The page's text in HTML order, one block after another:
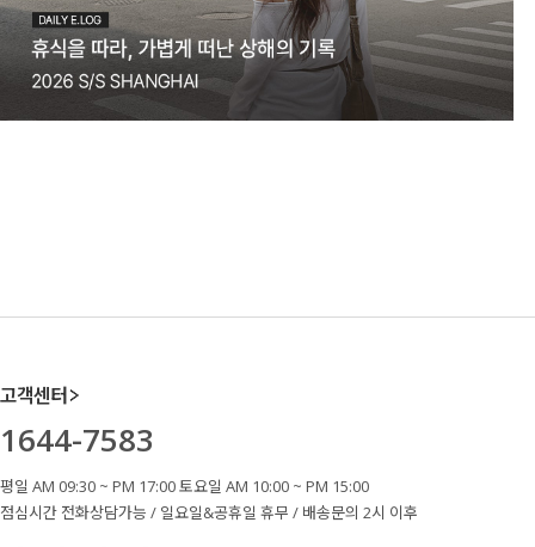
고객센터
1644-7583
평일 AM 09:30 ~ PM 17:00 토요일 AM 10:00 ~ PM 15:00
점심시간 전화상담가능 / 일요일&공휴일 휴무 / 배송문의 2시 이후